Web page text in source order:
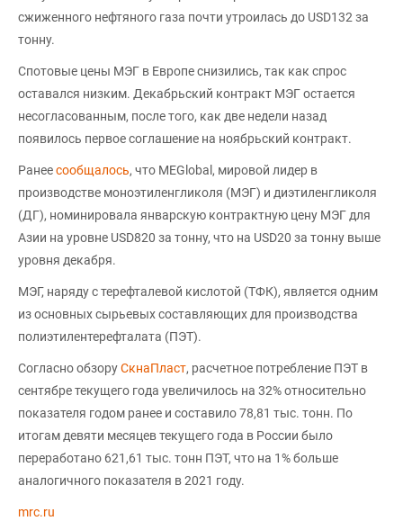
сжиженного нефтяного газа почти утроилась до USD132 за
тонну.
Спотовые цены МЭГ в Европе снизились, так как спрос
оставался низким. Декабрьский контракт МЭГ остается
несогласованным, после того, как две недели назад
появилось первое соглашение на ноябрьский контракт.
Ранеесообщалось, что MEGlobal, мировой лидер в
производстве моноэтиленгликоля (МЭГ) и диэтиленгликоля
(ДГ), номинировала январскую контрактную цену МЭГ для
Азии на уровне USD820 за тонну, что на USD20 за тонну выше
уровня декабря.
МЭГ, наряду с терефталевой кислотой (ТФК), является одним
из основных сырьевых составляющих для производства
полиэтилентерефталата (ПЭТ).
Согласно обзоруСкнаПласт, расчетное потребление ПЭТ в
сентябре текущего года увеличилось на 32% относительно
показателя годом ранее и составило 78,81 тыс. тонн. По
итогам девяти месяцев текущего года в России было
переработано 621,61 тыс. тонн ПЭТ, что на 1% больше
аналогичного показателя в 2021 году.
mrc.ru